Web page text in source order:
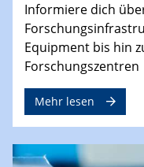
Informiere dich
Equipment bis hin
Forschungszentren
Mehr lesen